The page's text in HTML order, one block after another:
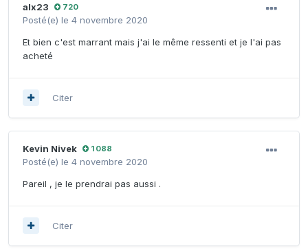
alx23 720
Posté(e) le 4 novembre 2020
Et bien c'est marrant mais j'ai le même ressenti et je l'ai pas
acheté
Citer
Kevin Nivek 1 088
Posté(e) le 4 novembre 2020
Pareil , je le prendrai pas aussi .
Citer